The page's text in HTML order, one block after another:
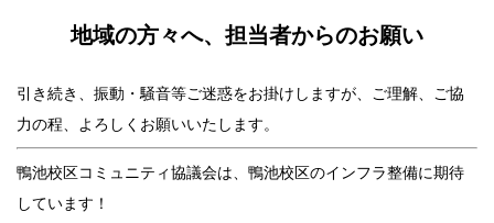
地域の方々へ、担当者からのお願い
引き続き、振動・騒音等ご迷惑をお掛けしますが、ご理解、ご協
力の程、よろしくお願いいたします。
鴨池校区コミュニティ協議会は、鴨池校区のインフラ整備に期待
しています！